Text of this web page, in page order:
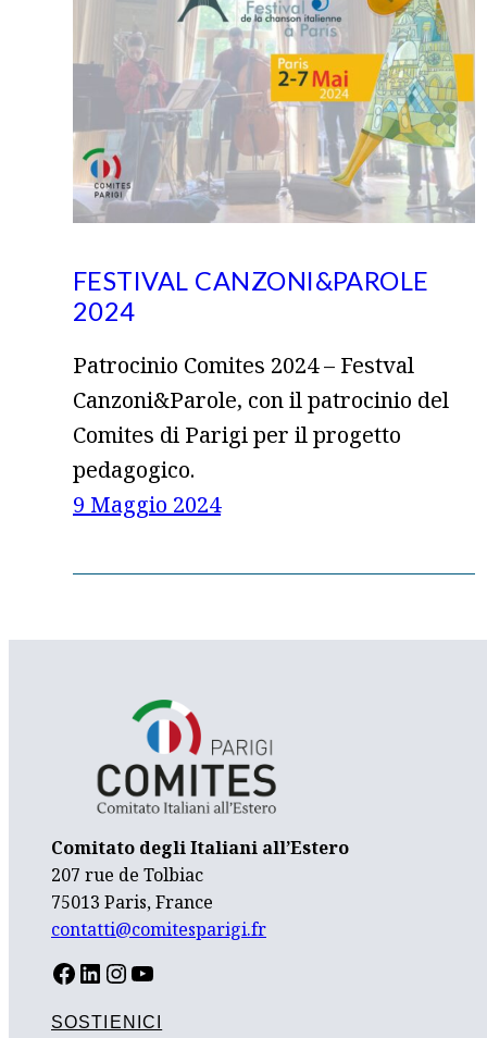
FESTIVAL CANZONI&PAROLE
2024
Patrocinio Comites 2024 – Festval
Canzoni&Parole, con il patrocinio del
Comites di Parigi per il progetto
pedagogico.
9 Maggio 2024
Comitato degli Italiani all’Estero
207 rue de Tolbiac
75013 Paris, France
contatti@comitesparigi.fr
FACEBOOK LINKEDIN INSTAGRAM YOUTUBE
SOSTIENICI